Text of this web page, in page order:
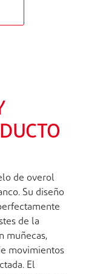
de overol
Su diseño
de la
muñecas,
movimientos
El